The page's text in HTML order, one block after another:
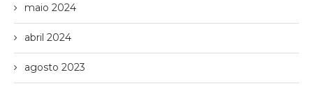
maio 2024
abril 2024
agosto 2023